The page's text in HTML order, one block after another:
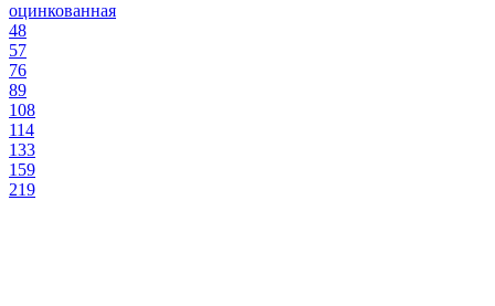
оцинкованная
48
57
76
89
108
114
133
159
219